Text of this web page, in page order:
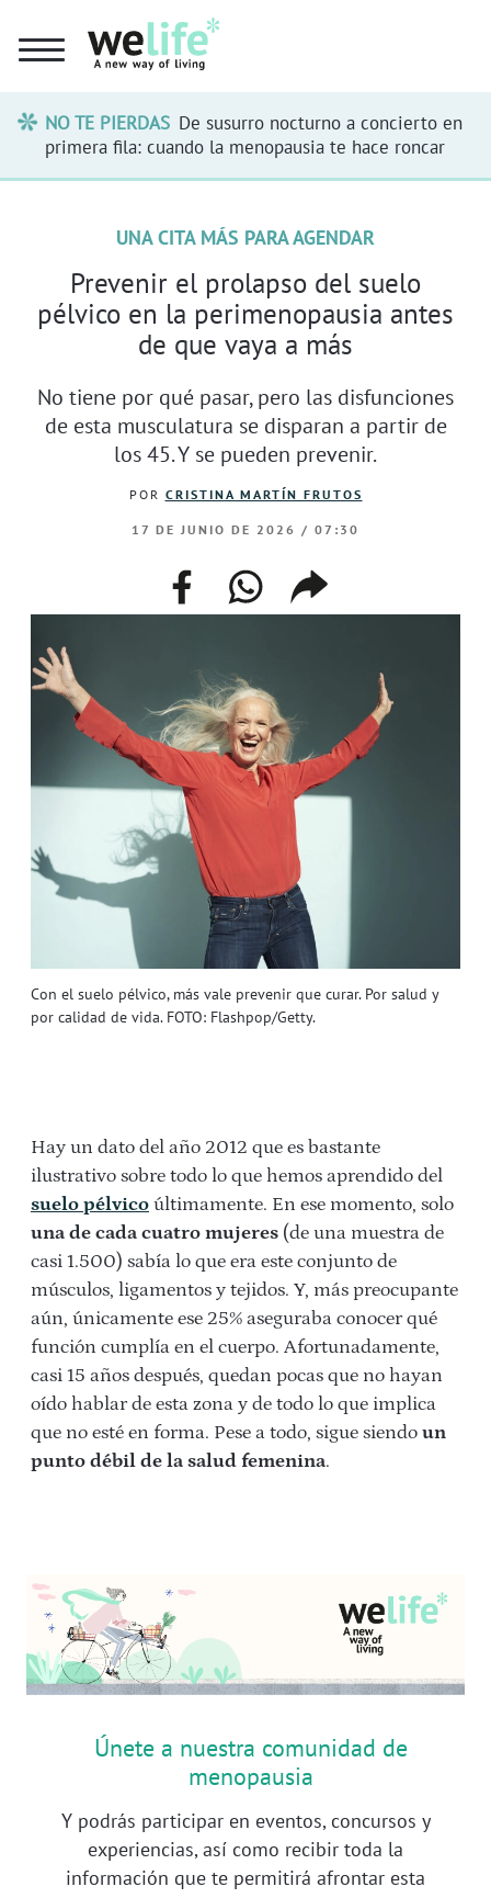
NO TE PIERDAS De susurro nocturno a concierto en
primera fila: cuando la menopausia te hace roncar
Con el suelo pélvico, más vale prevenir que curar. Por salud y
por calidad de vida. FOTO: Flashpop/Getty.
UNA CITA MÁS PARA AGENDAR
Prevenir el prolapso del suelo
pélvico en la perimenopausia antes
de que vaya a más
No tiene por qué pasar, pero las disfunciones
de esta musculatura se disparan a partir de
los 45. Y se pueden prevenir.
POR CRISTINA MARTÍN FRUTOS
17 DE JUNIO DE 2026 / 07:30
facebookwhatsappcompartir
enlace
Hay un dato del año 2012 que es bastante
ilustrativo sobre todo lo que hemos aprendido del
suelo pélvico últimamente. En ese momento, solo
una de cada cuatro mujeres (de una muestra de
casi 1.500) sabía lo que era este conjunto de
músculos, ligamentos y tejidos. Y, más preocupante
aún, únicamente ese 25% aseguraba conocer qué
función cumplía en el cuerpo. Afortunadamente,
casi 15 años después, quedan pocas que no hayan
oído hablar de esta zona y de todo lo que implica
que no esté en forma. Pese a todo, sigue siendo un
punto débil de la salud femenina.
Únete a nuestra comunidad de
menopausia
Y podrás participar en eventos, concursos y
experiencias, así como recibir toda la
información que te permitirá afrontar esta